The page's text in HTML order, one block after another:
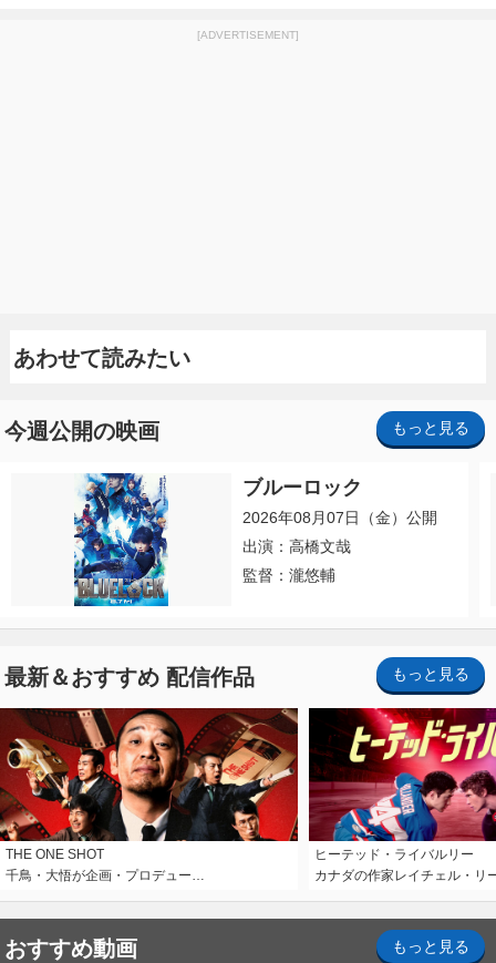
[ADVERTISEMENT]
あわせて読みたい
今週公開の映画 もっと見る
ブルーロック
2026年08月07日（金）公開
出演：高橋文哉
監督：瀧悠輔
最新＆おすすめ 配信作品 もっと見る
THE ONE SHOT
千鳥・大悟が企画・プロデュー…
ヒーテッド・ライバルリー
カナダの作家レイチェル・リ
おすすめ動画 もっと見る